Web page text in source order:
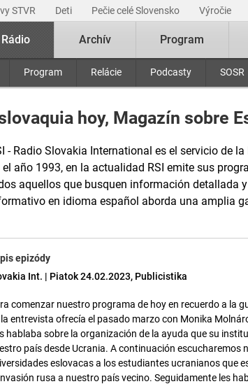
STVR Deti Pečie celé Slovensko Výročie
Rádio
Program Relácie Podcasty SOSR
Archív Program
hoy, Magazín sobre
- Radio Slovakia International es el servicio de
el año 1993, en la actualidad RSI emite sus
aquellos que busquen información detallada
en idioma español aborda una amplia
epizódy
Int. | Piatok 24.02.2023, Publicistika
comenzar nuestro programa de hoy en recuerdo a la
entrevista ofrecía el pasado marzo con Monika
hablaba sobre la organización de la ayuda que su
país desde Ucrania. A continuación escucharemos
eslovacas a los estudiantes ucranianos que
rusa a nuestro país vecino. Seguidamente les